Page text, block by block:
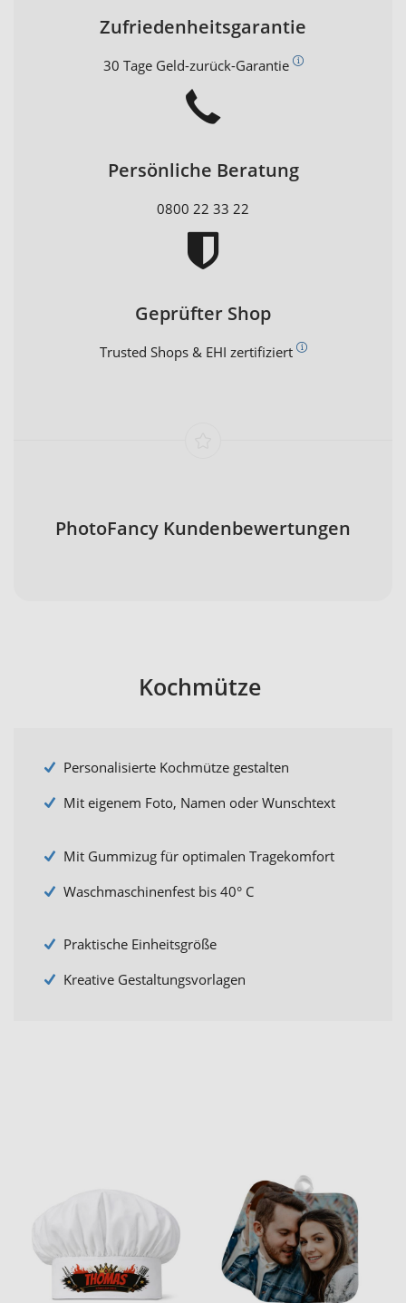
Zufriedenheitsgarantie
30 Tage Geld-zurück-Garantie
Persönliche Beratung
0800 22 33 22
Geprüfter Shop
Trusted Shops & EHI zertifiziert
PhotoFancy Kundenbewertungen
Kochmütze
Personalisierte Kochmütze gestalten
Mit eigenem Foto, Namen oder Wunschtext
Mit Gummizug für optimalen Tragekomfort
Waschmaschinenfest bis 40° C
Praktische Einheitsgröße
Kreative Gestaltungsvorlagen